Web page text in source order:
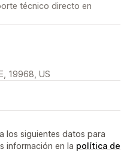
técnico directo en
19968, US
los siguientes datos para
información en la política de